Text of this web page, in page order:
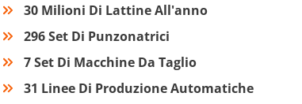
30 Milioni Di Lattine All'anno
296 Set Di Punzonatrici
7 Set Di Macchine Da Taglio
31 Linee Di Produzione Automatiche